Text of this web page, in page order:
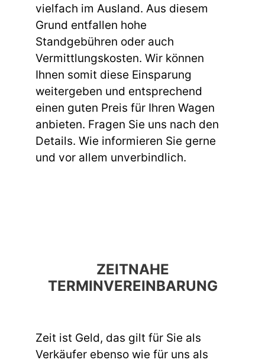
vielfach im Ausland. Aus diesem
Grund entfallen hohe
Standgebühren oder auch
Vermittlungskosten. Wir können
Ihnen somit diese Einsparung
weitergeben und entsprechend
einen guten Preis für Ihren Wagen
anbieten. Fragen Sie uns nach den
Details. Wie informieren Sie gerne
und vor allem unverbindlich.
ZEITNAHE
TERMINVEREINBARUNG
Zeit ist Geld, das gilt für Sie als
Verkäufer ebenso wie für uns als